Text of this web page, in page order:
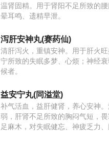
温肾固精。用于肾阳不足所致的
晕耳鸣、遗精早泄。
泻肝安神丸(赛药仙)
清肝泻火，重镇安神。用于肝火
宁所致的失眠多梦、心烦；神经
候者。
益安宁丸(同溢堂)
补气活血，益肝健肾，养心安神
弱，肝肾不足所致的胸闷气短，
足麻木，对失眠健忘、神疲乏力、